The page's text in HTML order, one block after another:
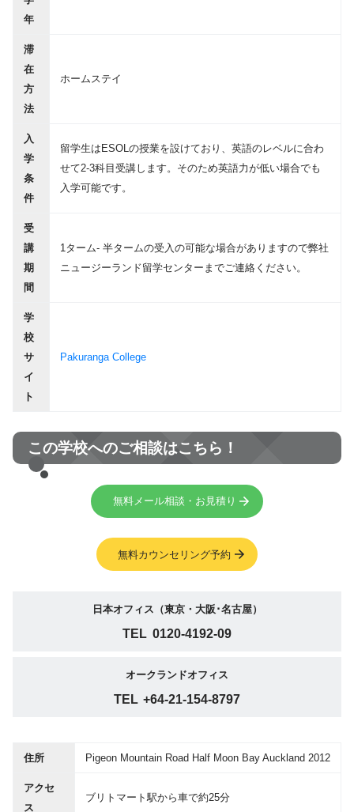
年
滞
在
方
法
ホームステイ
入
学
条
件
留学生はESOLの授業を設けており、英語のレベルに合わ
せて2-3科目受講します。そのため英語力が低い場合でも
入学可能です。
受
講
期
間
1ターム- 半タームの受入の可能な場合がありますので弊社
ニュージーランド留学センターまでご連絡ください。
学
校
サ
イ
ト
Pakuranga College
この学校へのご相談はこちら！
無料メール相談・お見積り
無料カウンセリング予約
日本オフィス（東京・大阪･名古屋）
TEL 0120-4192-09
オークランドオフィス
TEL +64-21-154-8797
住所 Pigeon Mountain Road Half Moon Bay Auckland 2012
アクセ
ス
ブリトマート駅から車で約25分